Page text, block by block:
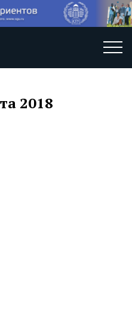
2018